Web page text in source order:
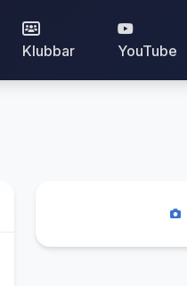
Klubbar YouTube